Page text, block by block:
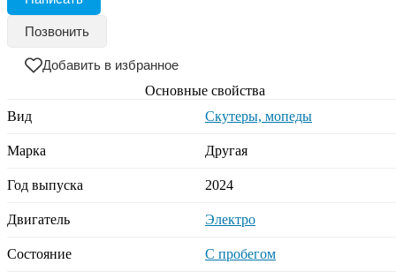
Позвонить
Добавить в избранное
Основные свойства
Вид
Скутеры, мопеды
Марка Другая
Год выпуска 2024
Двигатель Электро
Состояние С пробегом